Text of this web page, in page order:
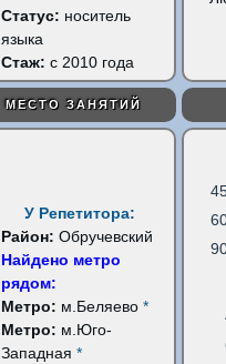
Статус: носитель
языка
Стаж: с 2010 года
МЕСТО ЗАНЯТИЙ
У Репетитора:
Район:Обручевский
Найдено метро
рядом:
Метро: м.Беляево*
Метро: м.Юго-
Западная*